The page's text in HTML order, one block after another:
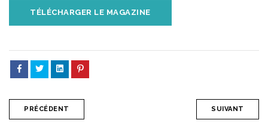
TÉLÉCHARGER LE MAGAZINE
PRÉCÉDENT SUIVANT